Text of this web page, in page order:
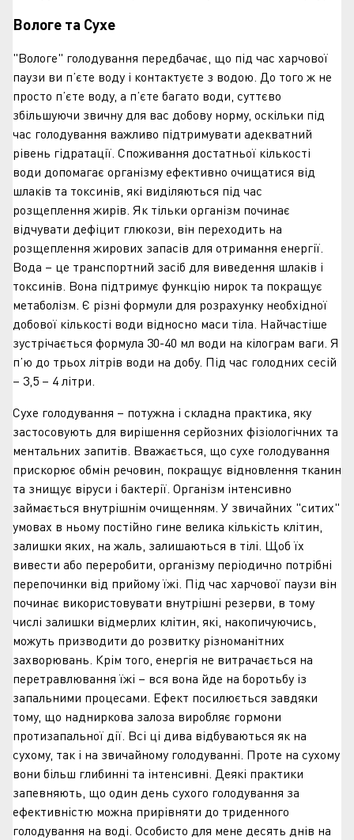
Вологе та Сухе
"Вологе" голодування передбачає, що під час харчової
паузи ви п’єте воду і контактуєте з водою. До того ж не
просто п’єте воду, а п’єте багато води, суттєво
збільшуючи звичну для вас добову норму, оскільки під
час голодування важливо підтримувати адекватний
рівень гідратації. Споживання достатньої кількості
води допомагає організму ефективно очищатися від
шлаків та токсинів, які виділяються під час
розщеплення жирів. Як тільки організм починає
відчувати дефіцит глюкози, він переходить на
розщеплення жирових запасів для отримання енергії.
Вода – це транспортний засіб для виведення шлаків і
токсинів. Вона підтримує функцію нирок та покращує
метаболізм. Є різні формули для розрахунку необхідної
добової кількості води відносно маси тіла. Найчастіше
зустрічається формула 30-40 мл води на кілограм ваги. Я
п’ю до трьох літрів води на добу. Під час голодних сесій
– 3,5 – 4 літри.
Сухе голодування – потужна і складна практика, яку
застосовують для вирішення серйозних фізіологічних та
ментальних запитів. Вважається, що сухе голодування
прискорює обмін речовин, покращує відновлення тканин
та знищує віруси і бактерії. Організм інтенсивно
займається внутрішнім очищенням. У звичайних "ситих"
умовах в ньому постійно гине велика кількість клітин,
залишки яких, на жаль, залишаються в тілі. Щоб їх
вивести або переробити, організму періодично потрібні
перепочинки від прийому їжі. Під час харчової паузи він
починає використовувати внутрішні резерви, в тому
числі залишки відмерлих клітин, які, накопичуючись,
можуть призводити до розвитку різноманітних
захворювань. Крім того, енергія не витрачається на
перетравлювання їжі – вся вона йде на боротьбу із
запальними процесами. Ефект посилюється завдяки
тому, що надниркова залоза виробляє гормони
протизапальної дії. Всі ці дива відбуваються як на
сухому, так і на звичайному голодуванні. Проте на сухому
вони більш глибинні та інтенсивні. Деякі практики
запевняють, що один день сухого голодування за
ефективністю можна прирівняти до триденного
голодування на воді. Особисто для мене десять днів на